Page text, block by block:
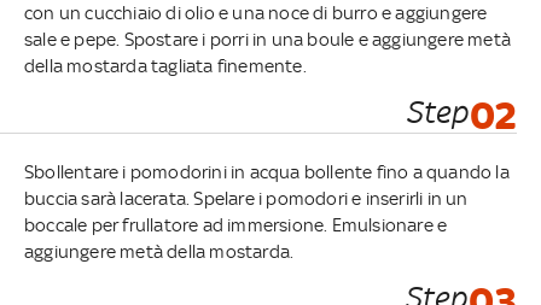
con un cucchiaio di olio e una noce di burro e aggiungere
sale e pepe. Spostare i porri in una boule e aggiungere metà
della mostarda tagliata finemente.
Step02
Sbollentare i pomodorini in acqua bollente fino a quando la
buccia sarà lacerata. Spelare i pomodori e inserirli in un
boccale per frullatore ad immersione. Emulsionare e
aggiungere metà della mostarda.
Step